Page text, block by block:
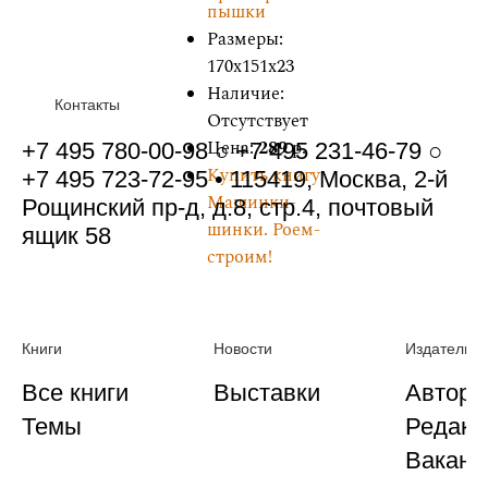
пышки
Размеры:
170x151x23
Наличие:
Отсутствует
Цена:289р.
Купить книгу
Машинки-
шинки. Роем-
строим!
Контакты
+7 495 780-00-98 ○ +7 495 231-46-79 ○
+7 495 723-72-95 • 115419, Москва, 2-й
Рощинский пр-д, д.8, стр.4, почтовый
ящик 58
Книги
Все книги
Темы
Новости
Выставки